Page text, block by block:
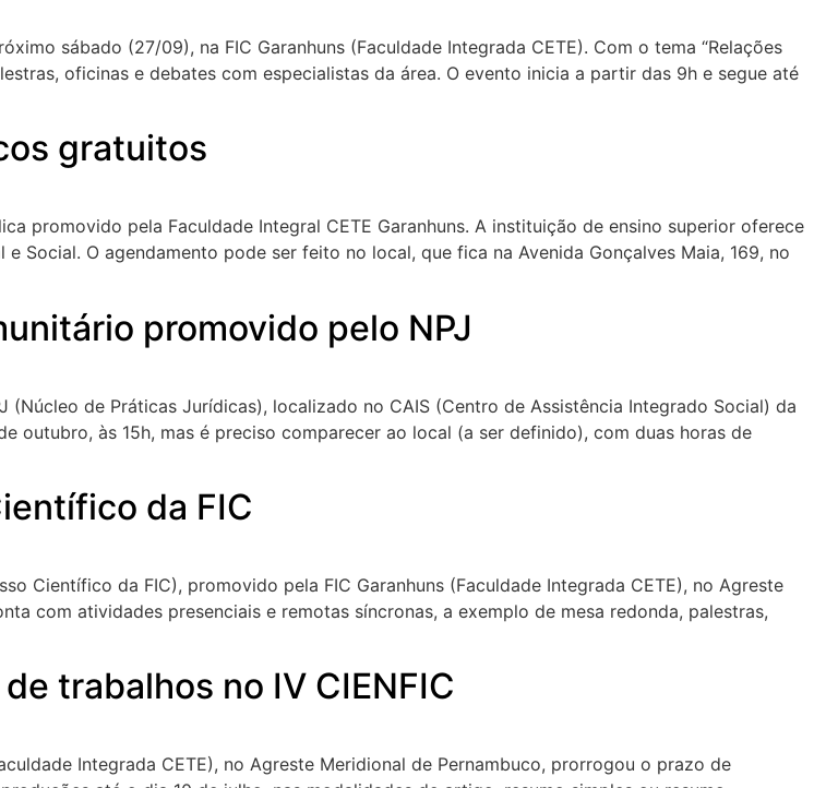
sábado (27/09), na FIC Garanhuns (Faculdade Integrada CETE). Com o tema “Relações
oficinas e debates com especialistas da área. O evento inicia a partir das 9h e segue até
gratuitos
promovido pela Faculdade Integral CETE Garanhuns. A instituição de ensino superior oferece
Social. O agendamento pode ser feito no local, que fica na Avenida Gonçalves Maia, 169, no
promovido pelo NPJ
de Práticas Jurídicas), localizado no CAIS (Centro de Assistência Integrado Social) da
outubro, às 15h, mas é preciso comparecer ao local (a ser definido), com duas horas de
da FIC
Científico da FIC), promovido pela FIC Garanhuns (Faculdade Integrada CETE), no Agreste
com atividades presenciais e remotas síncronas, a exemplo de mesa redonda, palestras,
trabalhos no IV CIENFIC
Integrada CETE), no Agreste Meridional de Pernambuco, prorrogou o prazo de